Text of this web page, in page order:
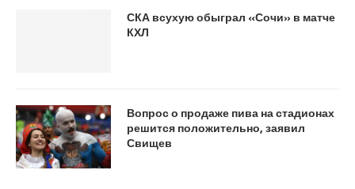
СКА всухую обыграл «Сочи» в матче
КХЛ
Вопрос о продаже пива на стадионах
решится положительно, заявил
Свищев